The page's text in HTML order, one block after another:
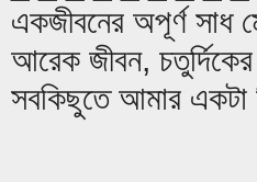
একজীবনের অপূর্ণ সাধ
আরেক জীবন, চতুর্দিকের
সবকিছুতে আমার একটা